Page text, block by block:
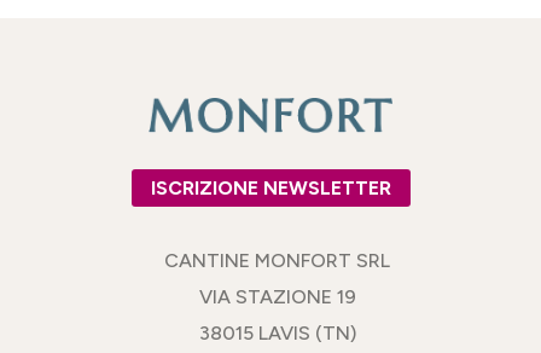
ISCRIZIONE NEWSLETTER
CANTINE MONFORT SRL
VIA STAZIONE 19
38015 LAVIS (TN)